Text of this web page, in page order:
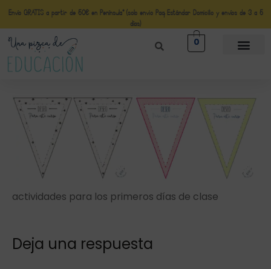
Envío GRATIS a partir de 50€ en Península* (solo envio Paq Estándar Domicilio y envíos de 3 a 5
días)
0
actividades para los primeros días de clase
Deja una respuesta